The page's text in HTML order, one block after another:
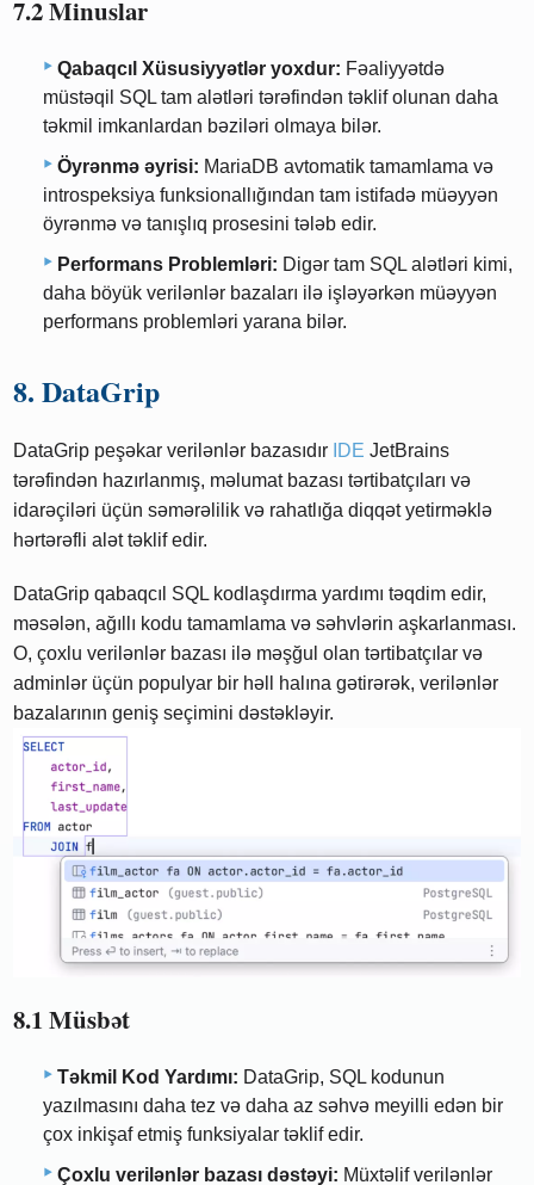
7.2 Minuslar
Qabaqcıl Xüsusiyyətlər yoxdur: Fəaliyyətdə
müstəqil SQL tam alətləri tərəfindən təklif olunan daha
təkmil imkanlardan bəziləri olmaya bilər.
Öyrənmə əyrisi: MariaDB avtomatik tamamlama və
introspeksiya funksionallığından tam istifadə müəyyən
öyrənmə və tanışlıq prosesini tələb edir.
Performans Problemləri: Digər tam SQL alətləri kimi,
daha böyük verilənlər bazaları ilə işləyərkən müəyyən
performans problemləri yarana bilər.
8. DataGrip
DataGrip peşəkar verilənlər bazasıdır IDE JetBrains
tərəfindən hazırlanmış, məlumat bazası tərtibatçıları və
idarəçiləri üçün səmərəlilik və rahatlığa diqqət yetirməklə
hərtərəfli alət təklif edir.
DataGrip qabaqcıl SQL kodlaşdırma yardımı təqdim edir,
məsələn, ağıllı kodu tamamlama və səhvlərin aşkarlanması.
O, çoxlu verilənlər bazası ilə məşğul olan tərtibatçılar və
adminlər üçün populyar bir həll halına gətirərək, verilənlər
bazalarının geniş seçimini dəstəkləyir.
8.1 Müsbət
Təkmil Kod Yardımı: DataGrip, SQL kodunun
yazılmasını daha tez və daha az səhvə meyilli edən bir
çox inkişaf etmiş funksiyalar təklif edir.
Çoxlu verilənlər bazası dəstəyi: Müxtəlif verilənlər